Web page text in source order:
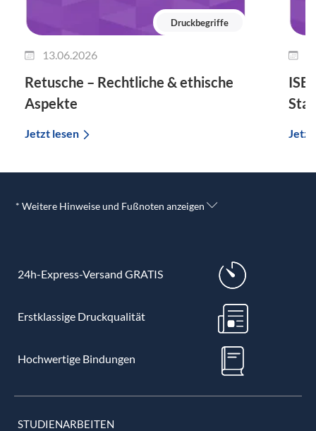
Druckbegriffe
13.06.2026
Retusche – Rechtliche & ethische
Aspekte
Jetzt lesen
* Weitere Hinweise und Fußnoten anzeigen
24h-Express-Versand GRATIS
Erstklassige Druckqualität
Hochwertige Bindungen
STUDIENARBEITEN